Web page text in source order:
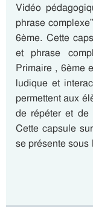
Vidéo
phrase
6ème. Cette
et phrase
Primaire , 6ème
ludique et
permettent aux
de répéter et de
Cette capsule
se présente